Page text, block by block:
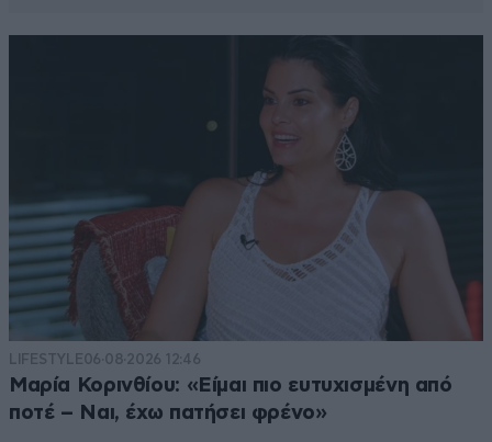
LIFESTYLE06·08·2026 12:46
Μαρία Κορινθίου: «Είμαι πιο ευτυχισμένη από
ποτέ – Ναι, έχω πατήσει φρένο»